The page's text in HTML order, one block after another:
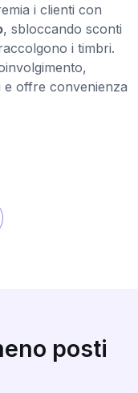
i clienti con
, sbloccando sconti
i timbri.
e offre convenienza
posti